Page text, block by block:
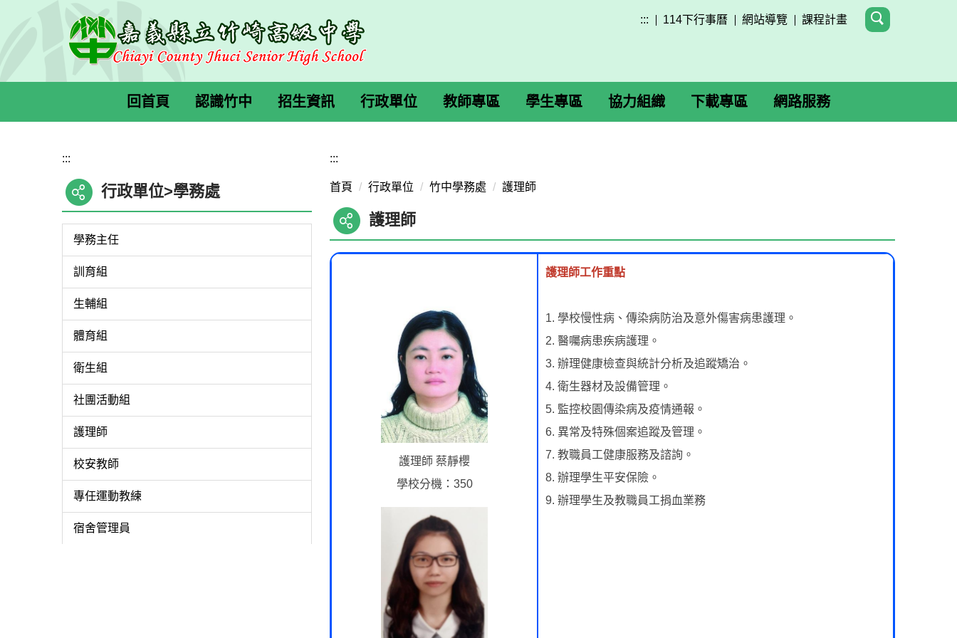
內
::: 114下行事曆 網站導覽 課程計畫
回首頁 認識竹中 招生資訊 行政單位 教師專區 學生專區 協力組織 下載專區 網路服務
:::
行政單位>學務處
學務主任
訓育組
生輔組
體育組
衛生組
社團活動組
護理師
校安教師
專任運動教練
宿舍管理員
:::
首頁 行政單位 竹中學務處 護理師
護理師
護理師 蔡靜櫻
學校分機：350
護理師工作重點
1. 學校慢性病、傳染病防治及意外傷害病患護理。
2. 醫囑病患疾病護理。
3. 辦理健康檢查與統計分析及追蹤矯治。
4. 衛生器材及設備管理。
5. 監控校園傳染病及疫情通報。
6. 異常及特殊個案追蹤及管理。
7. 教職員工健康服務及諮詢。
8. 辦理學生平安保險。
9. 辦理學生及教職員工捐血業務